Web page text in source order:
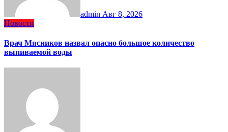
admin Авг 8, 2026
Новости
Врач Мясников назвал опасно большое количество
выпиваемой воды